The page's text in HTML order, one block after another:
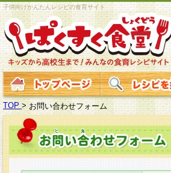
子供向けかんたんレシピの食育サイト
TOP > お問い合わせフォーム